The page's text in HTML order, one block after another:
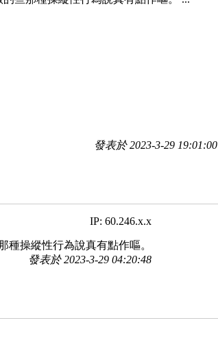
發表於 2023-3-29 19:01:00
IP: 60.246.x.x
操縱性行為說真有點作嘔。
發表於 2023-3-29 04:20:48